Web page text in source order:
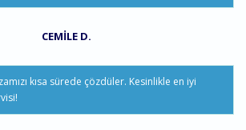
CEMILE D.
kısa sürede çözdüler. Kesinlikle en iyi